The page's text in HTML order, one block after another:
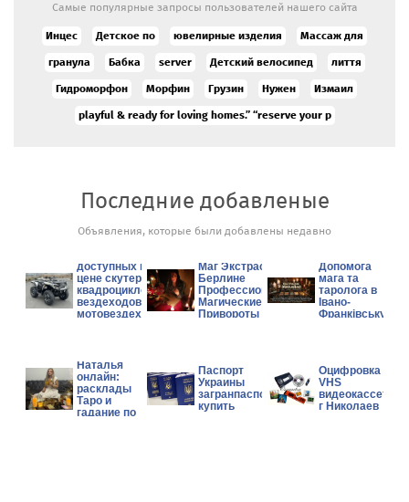
Самые популярные запросы пользователей нашего сайта
Инцес Детское по ювелирные изделия Массаж для
гранула Бабка server Детский велосипед лиття
Гидроморфон Морфин Грузин Нужен Измаил
playful & ready for loving homes.” “reserve your p
Последние добавленые
Объявления, которые были добавлены недавно
доступных по
цене скутеров,
квадроциклов,
вездеходов и
мотовездеходов
Маг Экстрасенс в
Берлине
Профессиональные
Магические Услуги
Привороты Гадание
Допомога
мага та
таролога в
Івано-
Франківську.
Наталья
онлайн:
расклады
Таро и
гадание по
Паспорт
Украины
загранпаспорт
купить
Оцифровка
VHS
видеокассет
г Николаев